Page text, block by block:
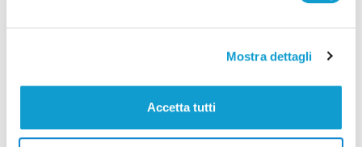
Mostra dettagli
Accetta tutti